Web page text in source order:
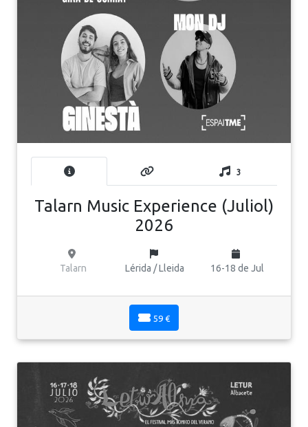
3
Talarn Music Experience (Juliol)
2026
Talarn Lérida / Lleida 16-18 de Jul
59 €